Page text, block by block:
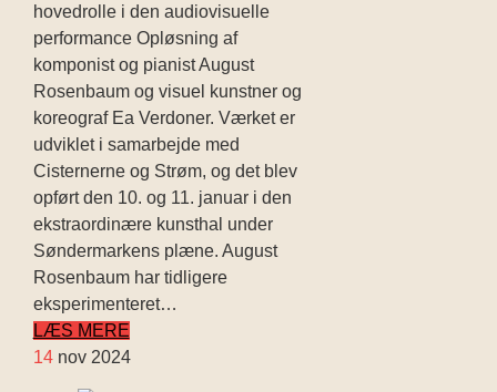
hovedrolle i den audiovisuelle
performance Opløsning af
komponist og pianist August
Rosenbaum og visuel kunstner og
koreograf Ea Verdoner. Værket er
udviklet i samarbejde med
Cisternerne og Strøm, og det blev
opført den 10. og 11. januar i den
ekstraordinære kunsthal under
Søndermarkens plæne. August
Rosenbaum har tidligere
eksperimenteret…
LÆS MERE
14 nov 2024